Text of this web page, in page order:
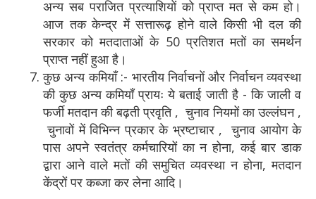
अन्य सब पराजित प्रत्याशियों को प्राप्त मत से कम हो।
आज तक केन्द्र में सत्तारूढ़ होने वाले किसी भी दल की
सरकार को मतदाताओं के 50 प्रतिशत मतों का समर्थन
प्राप्त नहीं हुआ है।
कुछ अन्य कमियाँ :- भारतीय निर्वाचनों और निर्वाचन व्यवस्था
की कुछ अन्य कमियाँ प्रायः ये बताई जाती है - कि जाली व
फर्जी मतदान की बढ़ती प्रवृति , चुनाव नियमों का उल्लंघन ,
चुनावों में विभिन्न प्रकार के भ्रष्टाचार , चुनाव आयोग के
पास अपने स्वतंत्र कर्मचारियों का न होना, कई बार डाक
द्वारा आने वाले मतों की समुचित व्यवस्था न होना, मतदान
केंद्रों पर कब्जा कर लेना आदि।